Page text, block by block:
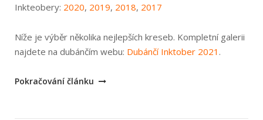
Inkteobery: 2020, 2019, 2018, 2017
Níže je výběr několika nejlepších kreseb. Kompletní galerii
najdete na dubánčím webu: Dubánčí Inktober 2021 .
„Inktober
Pokračování článku